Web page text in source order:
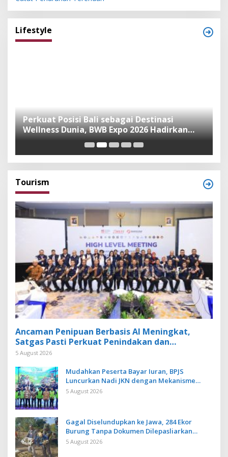
Lifestyle
Perkuat Posisi Bali sebagai Destinasi
Wellness Dunia, BWB Expo 2026 Hadirkan
Exhibitor Nasional dan Global
Tourism
Ancaman Penipuan Berbasis AI Meningkat,
Satgas Pasti Perkuat Penindakan dan
Pengembangan Aplikasi Anti Penipuan
5 August 2026
Mudahkan Peserta Bayar Iuran, BPJS
Luncurkan Nadi JKN dengan Mekanisme
Menabung
5 August 2026
Gagal Diselundupkan ke Jawa, 284 Ekor
Burung Tanpa Dokumen Dilepasliarkan
Cegah Ancaman Penyakit
5 August 2026